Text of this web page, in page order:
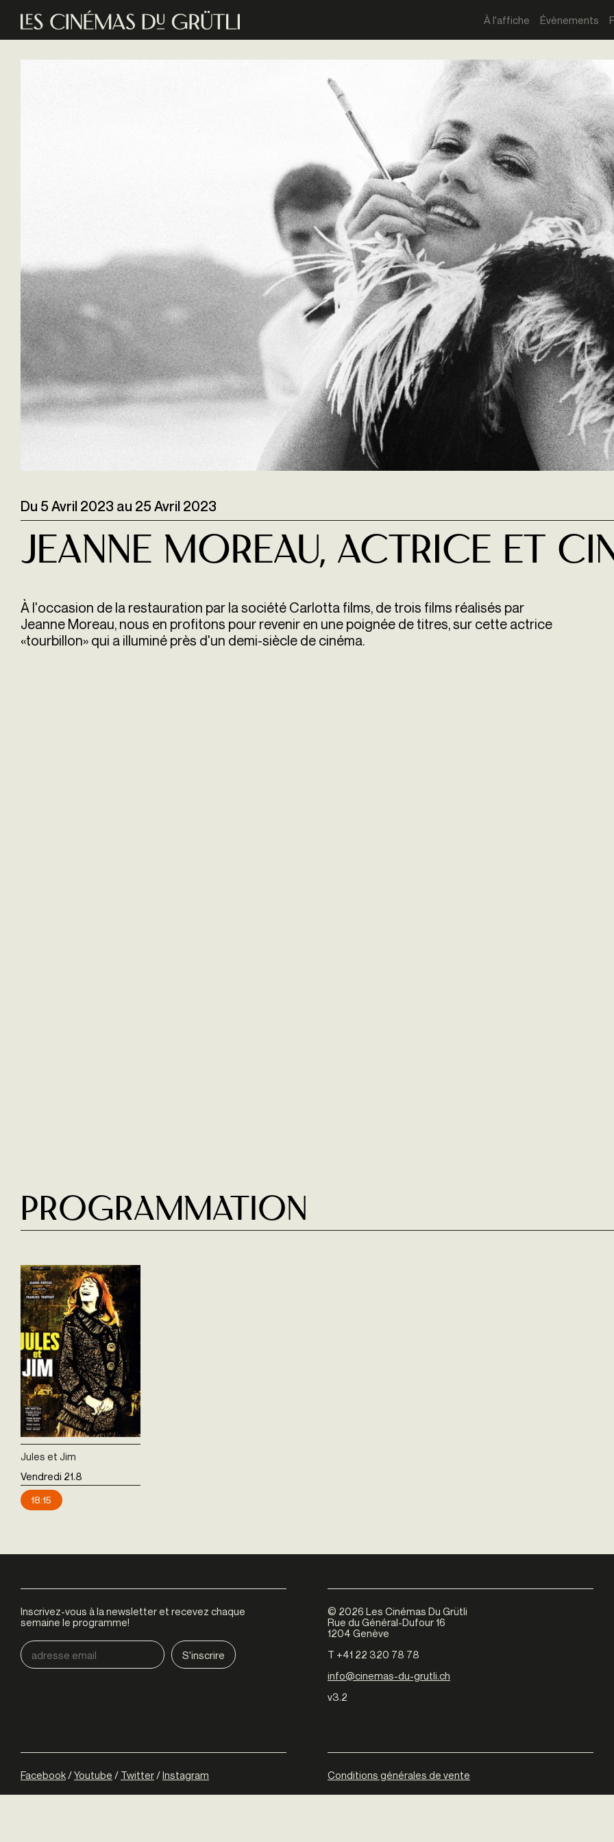
Aller au contenu principal
À l'affiche Évènements
Du 5 Avril 2023 au 25 Avril 2023
Jeanne Moreau, actrice et
À l'occasion de la restauration par la société Carlotta films, de trois films réalisés par
Jeanne Moreau, nous en profitons pour revenir en une poignée de titres, sur cette actrice
«tourbillon» qui a illuminé près d'un demi-siècle de cinéma.
Programmation
Jules et Jim
Vendredi 21.8
18:15
Inscrivez-vous à la newsletter et recevez chaque
semaine le programme!
© 2026 Les Cinémas Du Grütli
Rue du Général-Dufour 16
1204 Genève
T +41 22 320 78 78
info@cinemas-du-grutli.ch
v3.2
Facebook/Youtube / Twitter/Instagram Conditions générales de vente